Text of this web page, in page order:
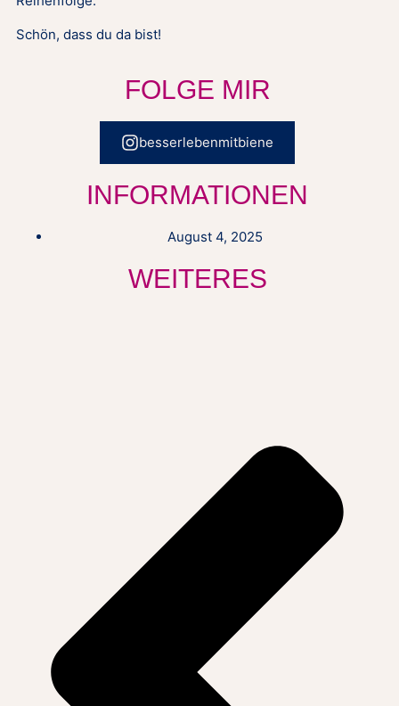
Schön, dass du da bist!
FOLGE MIR
besserlebenmitbiene
INFORMATIONEN
August 4, 2025
WEITERES